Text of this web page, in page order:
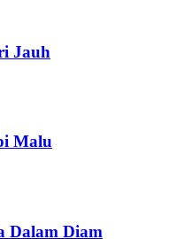
Jauh
Malu
Dalam Diam